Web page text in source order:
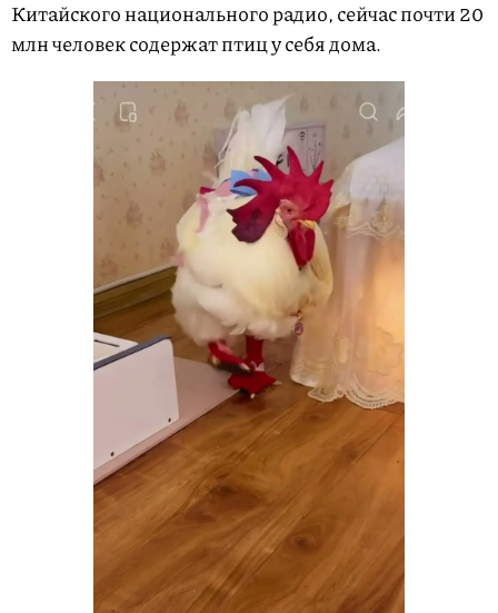
Китайского национального радио, сейчас почти 20
млн человек содержат птиц у себя дома.